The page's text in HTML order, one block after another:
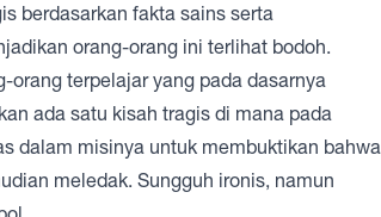
berdasarkan fakta sains serta
orang-orang ini terlihat bodoh.
terpelajar yang pada dasarnya
ada satu kisah tragis di mana pada
dalam misinya untuk membuktikan bahwa
meledak. Sungguh ironis, namun